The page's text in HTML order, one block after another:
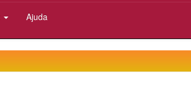
Ajuda